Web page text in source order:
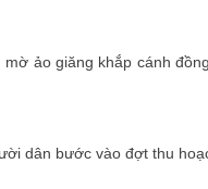
ảo giăng khắp cánh
dân bước vào đợt thu